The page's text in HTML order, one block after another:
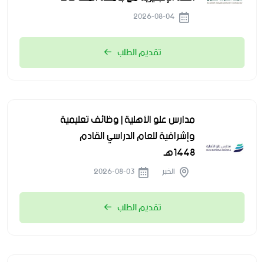
تقديم الطلب
مدارس علو الأهلية | وظائف تعليمية
وإشرافية للعام الدراسي القادم
1448هـ
الخبر
تقديم الطلب